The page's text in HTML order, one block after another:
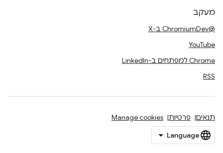
מעקב
@ChromiumDev ב-X
YouTube
Chrome למפתחים ב-LinkedIn
RSS
תנאים פרטיות Manage cookies